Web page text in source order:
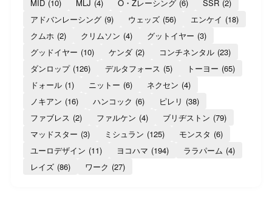
MID (10) MLJ (4) O・Zレーシング (6) SSR (2)
アドバンレーシング (9) ウェッズ (56) エンケイ (18)
クムホ (2) クリムソン (4) グットイヤー (3)
グッドイヤー (10) ケンダ (2) コンチネンタル (23)
ダンロップ (126) デルタフォース (5) トーヨー (65)
ドォール (1) ニットー (6) ネクセン (4)
ノキアン (16) ハンコック (6) ピレリ (38)
ファブレス (2) ファルケン (4) ブリヂストン (79)
マッドスター (3) ミシュラン (125) モンスタ (6)
ユーロデザイン (11) ヨコハマ (194) ララパーム (4)
レイズ (86) ワーク (27)